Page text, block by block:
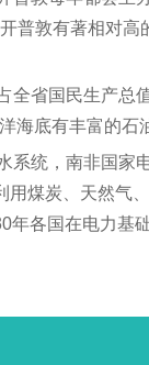
普敦有著相对高
全省国民生产总
海底有丰富的石
统，南非国家
用煤炭、天然气
各国在电力基础